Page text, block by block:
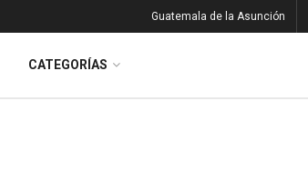
Guatemala de la Asunción
CATEGORÍAS